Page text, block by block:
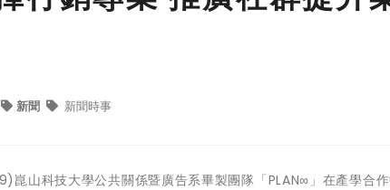
新聞 新聞時事
崑山科技大學公共關係暨廣告系畢製團隊「PLAN∞」在產學合